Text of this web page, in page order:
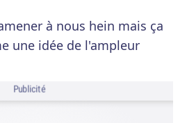
à nous hein mais ça
une idée de l'ampleur
Publicité